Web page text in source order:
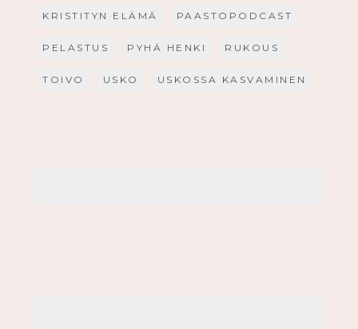
KRISTITYN ELÄMÄ PAASTOPODCAST
PELASTUS PYHÄ HENKI RUKOUS
TOIVO USKO USKOSSA KASVAMINEN